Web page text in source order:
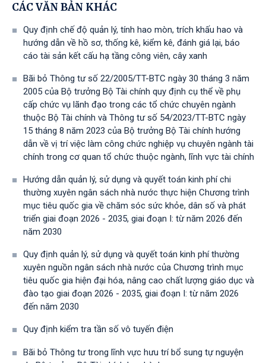
CÁC VĂN BẢN KHÁC
Quy định chế độ quản lý, tính hao mòn, trích khấu hao và
hướng dẫn về hồ sơ, thống kê, kiểm kê, đánh giá lại, báo
cáo tài sản kết cấu hạ tầng công viên, cây xanh
Bãi bỏ Thông tư số 22/2005/TT-BTC ngày 30 tháng 3 năm
2005 của Bộ trưởng Bộ Tài chính quy định cụ thể về phụ
cấp chức vụ lãnh đạo trong các tổ chức chuyên ngành
thuộc Bộ Tài chính và Thông tư số 54/2023/TT-BTС ngày
15 tháng 8 năm 2023 của Bộ trưởng Bộ Tài chính hướng
dẫn về vị trí việc làm công chức nghiệp vụ chuyên ngành tài
chính trong cơ quan tổ chức thuộc ngành, lĩnh vực tài chính
Hướng dẫn quản lý, sử dụng và quyết toán kinh phí chi
thường xuyên ngân sách nhà nước thực hiện Chương trình
mục tiêu quốc gia về chăm sóc sức khỏe, dân số và phát
triển giai đoạn 2026 - 2035, giai đoạn I: từ năm 2026 đến
năm 2030
Quy định quản lý, sử dụng và quyết toán kinh phí thường
xuyên nguồn ngân sách nhà nước của Chương trình mục
tiêu quốc gia hiện đại hóa, nâng cao chất lượng giáo dục và
đào tạo giai đoạn 2026 - 2035, giai đoạn I: từ năm 2026
đến năm 2030
Quy định kiểm tra tần số vô tuyến điện
Bãi bỏ Thông tư trong lĩnh vực hưu trí bổ sung tự nguyện